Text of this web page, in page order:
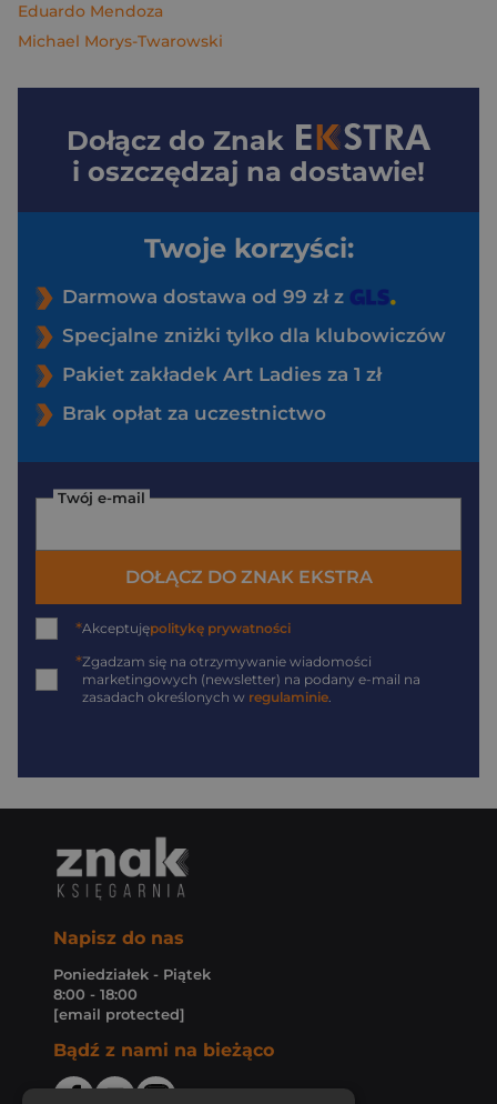
Eduardo Mendoza
Michael Morys-Twarowski
Dołącz do Znak
i oszczędzaj na dostawie!
Twoje korzyści:
Darmowa dostawa od 99 zł z
Specjalne zniżki tylko dla klubowiczów
Pakiet zakładek Art Ladies za 1 zł
Brak opłat za uczestnictwo
Twój e-mail
DOŁĄCZ DO ZNAK EKSTRA
*Akceptujępolitykę prywatności
*Zgadzam się na otrzymywanie wiadomości
marketingowych (newsletter) na podany e-mail na
zasadach określonych w regulaminie.
Napisz do nas
Poniedziałek - Piątek
8:00 - 18:00
[email protected]
Bądź z nami na bieżąco